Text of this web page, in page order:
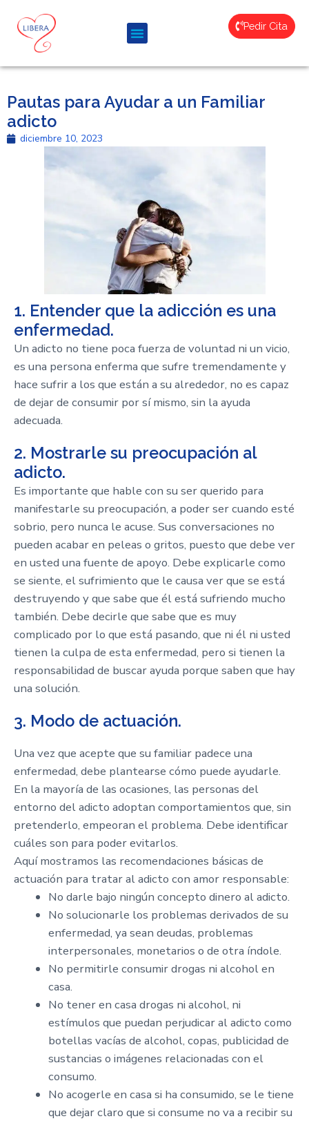
Pedir Cita
Pautas para Ayudar a un Familiar
adicto
diciembre 10, 2023
1. Entender que la adicción es una
enfermedad.
Un adicto no tiene poca fuerza de voluntad ni un vicio,
es una persona enferma que sufre tremendamente y
hace sufrir a los que están a su alrededor, no es capaz
de dejar de consumir por sí mismo, sin la ayuda
adecuada.
2. Mostrarle su preocupación al
adicto.
Es importante que hable con su ser querido para
manifestarle su preocupación, a poder ser cuando esté
sobrio, pero nunca le acuse. Sus conversaciones no
pueden acabar en peleas o gritos, puesto que debe ver
en usted una fuente de apoyo. Debe explicarle como
se siente, el sufrimiento que le causa ver que se está
destruyendo y que sabe que él está sufriendo mucho
también. Debe decirle que sabe que es muy
complicado por lo que está pasando, que ni él ni usted
tienen la culpa de esta enfermedad, pero si tienen la
responsabilidad de buscar ayuda porque saben que hay
una solución.
3. Modo de actuación.
Una vez que acepte que su familiar padece una
enfermedad, debe plantearse cómo puede ayudarle.
En la mayoría de las ocasiones, las personas del
entorno del adicto adoptan comportamientos que, sin
pretenderlo, empeoran el problema. Debe identificar
cuáles son para poder evitarlos.
Aquí mostramos las recomendaciones básicas de
actuación para tratar al adicto con amor responsable:
No darle bajo ningún concepto dinero al adicto.
No solucionarle los problemas derivados de su
enfermedad, ya sean deudas, problemas
interpersonales, monetarios o de otra índole.
No permitirle consumir drogas ni alcohol en
casa.
No tener en casa drogas ni alcohol, ni
estímulos que puedan perjudicar al adicto como
botellas vacías de alcohol, copas, publicidad de
sustancias o imágenes relacionadas con el
consumo.
No acogerle en casa si ha consumido, se le tiene
que dejar claro que si consume no va a recibir su